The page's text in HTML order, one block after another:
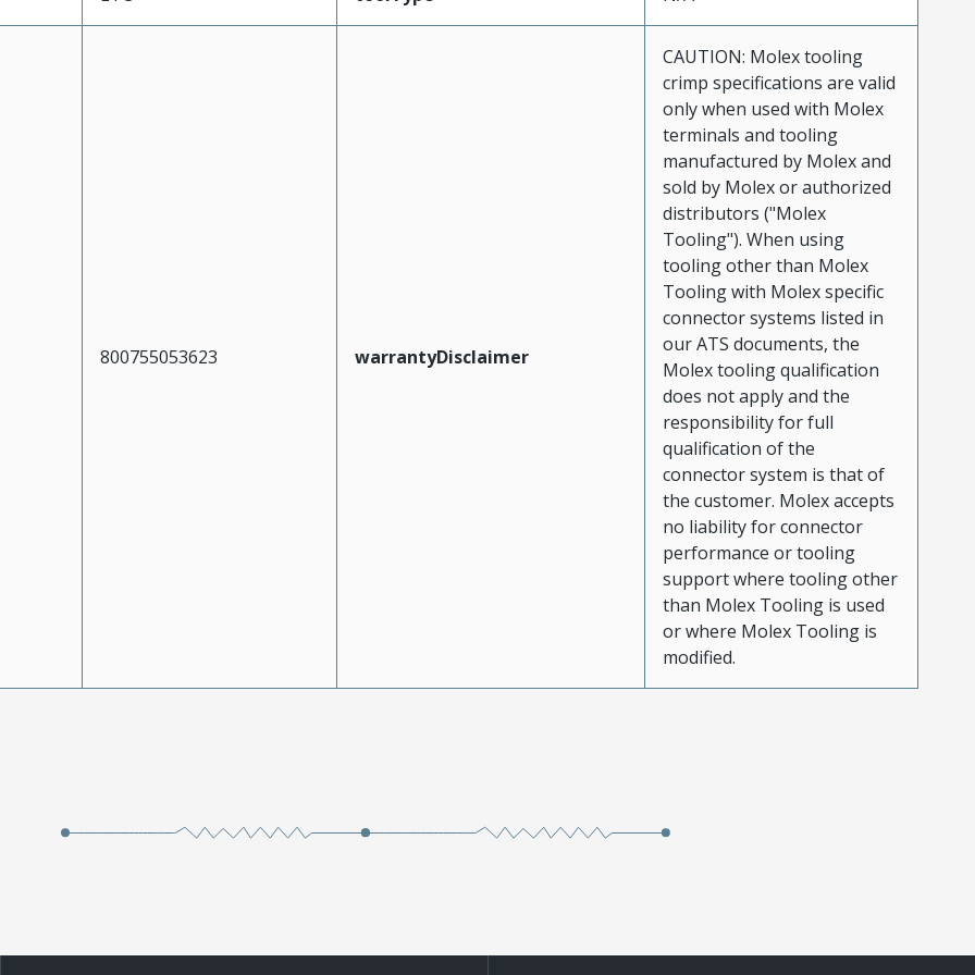
800755053623 warrantyDisclaimer
CAUTION: Molex tooling
crimp specifications are valid
only when used with Molex
terminals and tooling
manufactured by Molex and
sold by Molex or authorized
distributors ("Molex
Tooling"). When using
tooling other than Molex
Tooling with Molex specific
connector systems listed in
our ATS documents, the
Molex tooling qualification
does not apply and the
responsibility for full
qualification of the
connector system is that of
the customer. Molex accepts
no liability for connector
performance or tooling
support where tooling other
than Molex Tooling is used
or where Molex Tooling is
modified.